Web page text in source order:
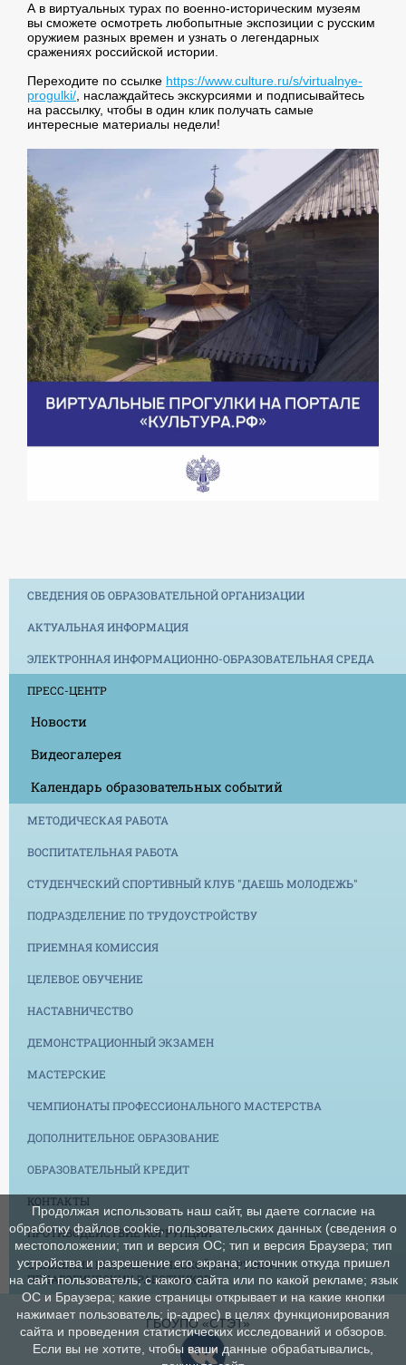
А в виртуальных турах по военно-историческим музеям
вы сможете осмотреть любопытные экспозиции с русским
оружием разных времен и узнать о легендарных
сражениях российской истории.
Переходите по ссылке https://www.culture.ru/s/virtualnye-
progulki/, наслаждайтесь экскурсиями и подписывайтесь
на рассылку, чтобы в один клик получать самые
интересные материалы недели!
СВЕДЕНИЯ ОБ ОБРАЗОВАТЕЛЬНОЙ ОРГАНИЗАЦИИ
АКТУАЛЬНАЯ ИНФОРМАЦИЯ
ЭЛЕКТРОННАЯ ИНФОРМАЦИОННО-ОБРАЗОВАТЕЛЬНАЯ СРЕДА
ПРЕСС-ЦЕНТР
Новости
Видеогалерея
Календарь образовательных событий
МЕТОДИЧЕСКАЯ РАБОТА
ВОСПИТАТЕЛЬНАЯ РАБОТА
СТУДЕНЧЕСКИЙ СПОРТИВНЫЙ КЛУБ "ДАЕШЬ МОЛОДЕЖЬ"
ПОДРАЗДЕЛЕНИЕ ПО ТРУДОУСТРОЙСТВУ
ПРИЕМНАЯ КОМИССИЯ
ЦЕЛЕВОЕ ОБУЧЕНИЕ
НАСТАВНИЧЕСТВО
ДЕМОНСТРАЦИОННЫЙ ЭКЗАМЕН
МАСТЕРСКИЕ
ЧЕМПИОНАТЫ ПРОФЕССИОНАЛЬНОГО МАСТЕРСТВА
ДОПОЛНИТЕЛЬНОЕ ОБРАЗОВАНИЕ
ОБРАЗОВАТЕЛЬНЫЙ КРЕДИТ
КОНТАКТЫ
ПРОТИВОДЕЙСТВИЕ КОРРУПЦИИ
СНИЖЕНИЕ БЮРОКРАТИЧЕСКОЙ НАГРУЗКИ НА
ПЕДАГОГИЧЕСКИХ РАБОТНИКОВ
ГБОУПО «СТЭТ»
Продолжая использовать наш сайт, вы даете согласие на
обработку файлов cookie, пользовательских данных (сведения о
местоположении; тип и версия ОС; тип и версия Браузера; тип
устройства и разрешение его экрана; источник откуда пришел
на сайт пользователь; с какого сайта или по какой рекламе; язык
ОС и Браузера; какие страницы открывает и на какие кнопки
нажимает пользователь; ip-адрес) в целях функционирования
сайта и проведения статистических исследований и обзоров.
Если вы не хотите, чтобы ваши данные обрабатывались,